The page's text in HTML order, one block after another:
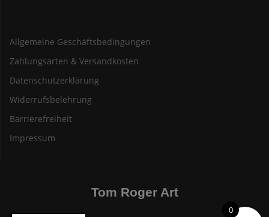
Allgemeine Geschäftsbedingungen
Zahlungsarten & Versandkosten
Datenschutzerklärung
Widerrufsbelehrung
Barrierefreiheit
Impressum
Tom Roger Art
0